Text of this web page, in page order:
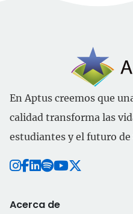
En Aptus creemos que
calidad transforma las
estudiantes y el futuro de
Acerca de